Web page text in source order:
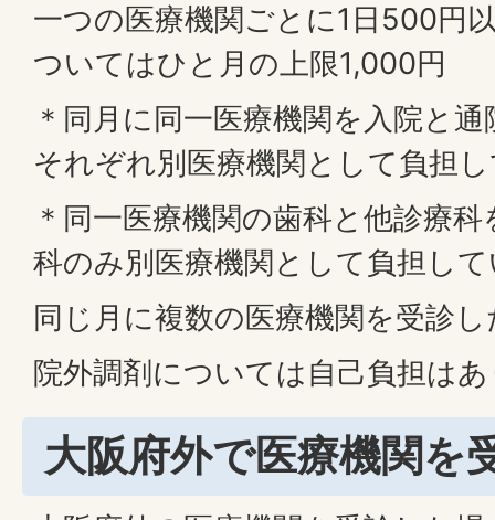
一つの医療機関ごとに1日500円
ついてはひと月の上限1,000円
＊同月に同一医療機関を入院と
それぞれ別医療機関として負担
＊同一医療機関の歯科と他診療
科のみ別医療機関として負担し
同じ月に複数の医療機関を受診
院外調剤については自己負担は
大阪府外で医療機関を